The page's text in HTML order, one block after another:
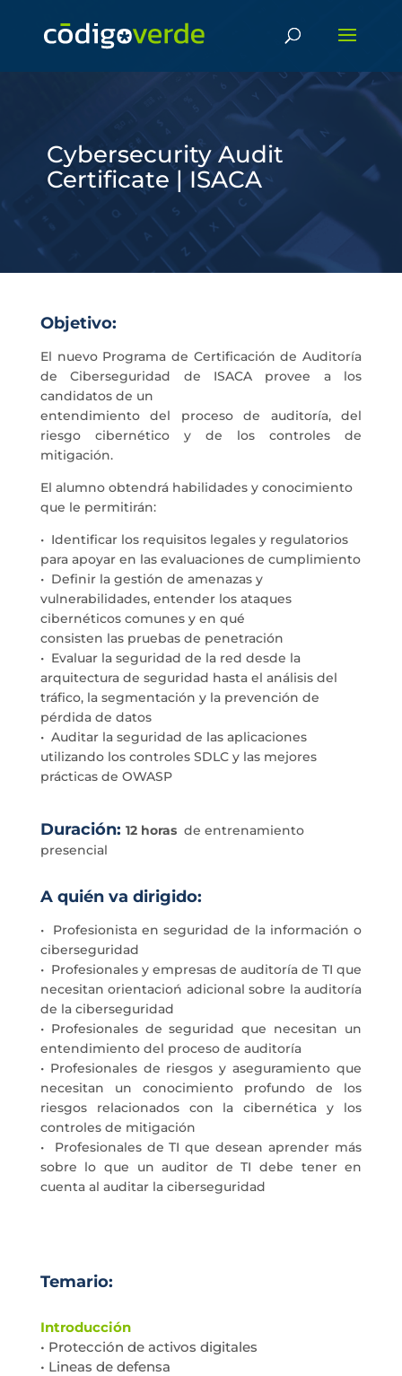
Cybersecurity Audit
Certificate | ISACA
Objetivo:
El nuevo Programa de Certificación de Auditoría
de Ciberseguridad de ISACA provee a los
candidatos de un
entendimiento del proceso de auditoría, del
riesgo cibernético y de los controles de
mitigación.
El alumno obtendrá habilidades y conocimiento
que le permitirán:
• Identificar los requisitos legales y regulatorios
para apoyar en las evaluaciones de cumplimiento
• Definir la gestión de amenazas y
vulnerabilidades, entender los ataques
cibernéticos comunes y en qué
consisten las pruebas de penetración
• Evaluar la seguridad de la red desde la
arquitectura de seguridad hasta el análisis del
tráfico, la segmentación y la prevención de
pérdida de datos
• Auditar la seguridad de las aplicaciones
utilizando los controles SDLC y las mejores
prácticas de OWASP
Duración: 12 horas de entrenamiento
presencial
A quién va dirigido:
• Profesionista en seguridad de la información o
ciberseguridad
• Profesionales y empresas de auditoría de TI que
necesitan orientacioń adicional sobre la auditoría
de la ciberseguridad
• Profesionales de seguridad que necesitan un
entendimiento del proceso de auditoría
• Profesionales de riesgos y aseguramiento que
necesitan un conocimiento profundo de los
riesgos relacionados con la cibernética y los
controles de mitigación
• Profesionales de TI que desean aprender más
sobre lo que un auditor de TI debe tener en
cuenta al auditar la ciberseguridad
Temario:
Introducción
• Protección de activos digitales
• Lineas de defensa